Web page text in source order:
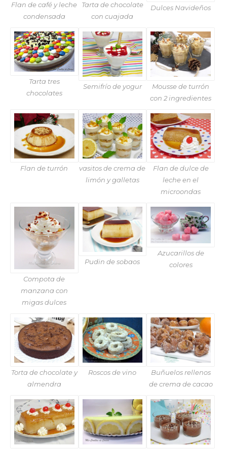
Flan de café y leche
condensada
Tarta de chocolate
con cuajada
Dulces Navideños
Tarta tres
chocolates
Semifrío de yogur
Mousse de turrón
con 2 ingredientes
Flan de turrón
vasitos de crema de
limón y galletas
Flan de dulce de
leche en el
microondas
Compota de
manzana con
migas dulces
Pudin de sobaos
Azucarillos de
colores
Torta de chocolate y
almendra
Roscos de vino
Buñuelos rellenos
de crema de cacao